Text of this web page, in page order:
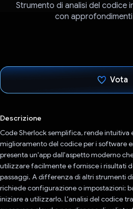
Strumento di analisi del codice
con
Vota
Descrizione
Code Sherlock semplifica, rende intuitiva
miglioramento del codice per i software
presenta un'app dall'aspetto moderno
utilizzare facilmente e fornisce i risultati
passaggi. A differenza di altri strumenti
richiede configurazione o impostazioni:
iniziare a utilizzarlo. L'analisi del codice